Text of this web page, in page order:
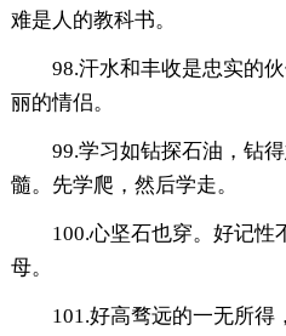
难是人的教科书。
98.汗水和丰收是忠实的伙
丽的情侣。
99.学习如钻探石油，钻得
髓。先学爬，然后学走。
100.心坚石也穿。好记性
母。
101.好高骛远的一无所得